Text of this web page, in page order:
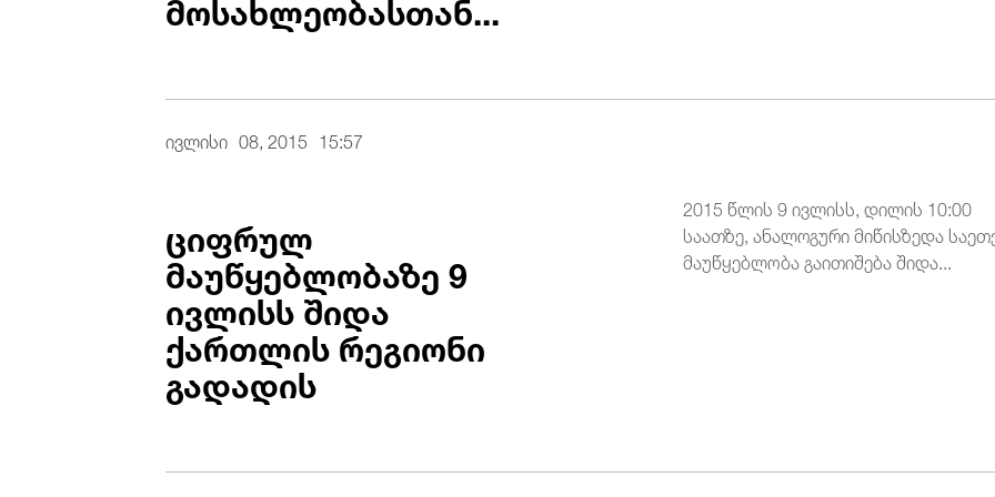
ივლისი 08, 2015 15:57
ციფრულ
მაუწყებლობაზე 9
ივლისს შიდა
ქართლის რეგიონი
გადადის
2015 წლის 9 ივლისს, დილის 10:00
საათზე, ანალოგური მიწისზედა
მაუწყებლობა გაითიშება შიდა...